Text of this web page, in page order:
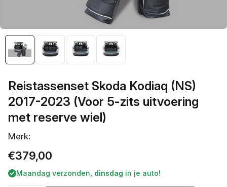
Reistassenset Skoda Kodiaq (NS)
2017-2023 (Voor 5-zits uitvoering
met reserve wiel)
Merk:
Normale
prijs
€379,00
Maandag verzonden, dinsdag in je auto!